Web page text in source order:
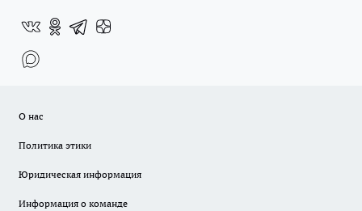
О нас
Политика этики
Юридическая информация
Информация о команде